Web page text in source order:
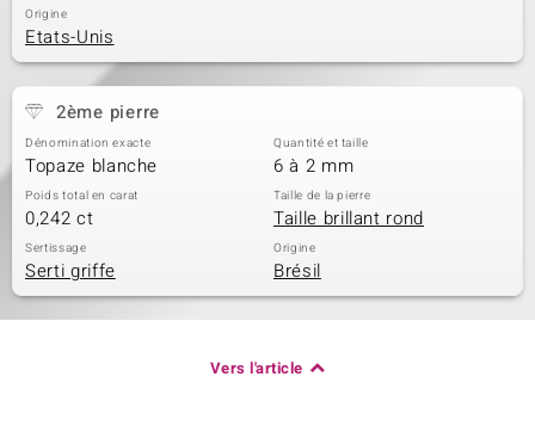
Origine
Etats-Unis
2ème pierre
Dénomination exacte
Topaze blanche
Quantité et taille
6 à 2 mm
Poids total en carat
0,242 ct
Taille de la pierre
Taille brillant rond
Sertissage
Serti griffe
Origine
Brésil
Vers l'article